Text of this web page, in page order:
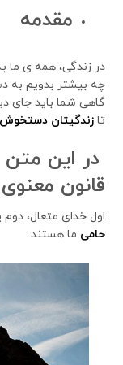
مقدمه
در زندگی، همه ی ما
چه بیشتر بدویم به
گاهی شما باید جای
تازندگیتان
در این متن
قانون معنوی
اول خدای متعال، دوم
حامی ما هستند.